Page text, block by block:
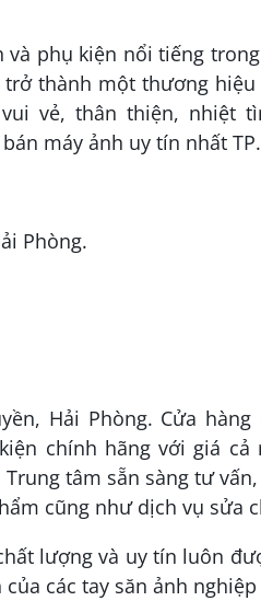
và phụ kiện nổi tiếng
thành một thương
vẻ, thân thiện, nhiệt
máy ảnh uy tín nhất
Phòng.
Hải Phòng. Cửa
chính hãng với giá cả
tâm sẵn sàng tư
cũng như dịch vụ sửa
lượng và uy tín luôn
các tay săn ảnh